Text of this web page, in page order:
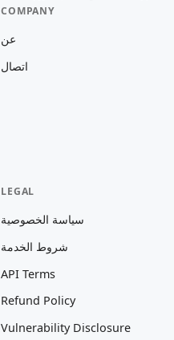
COMPANY
عن
اتصال
LEGAL
سياسة الخصوصية
شروط الخدمة
API Terms
Refund Policy
Vulnerability Disclosure